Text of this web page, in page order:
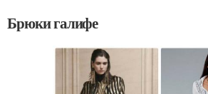
Брюки галифе